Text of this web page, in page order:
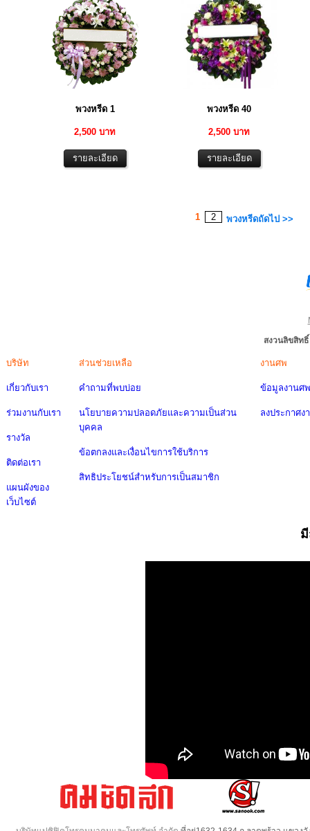
พวงหรีด 1
2,500 บาท
พวงหรีด 40
2,500 บาท
1 2 พวงหรีดถัดไป >>
สงวนลิขสิท
บริษัท
เกี่ยวกับเรา
ร่วมงานกับเรา
รางวัล
ติดต่อเรา
แผนผังของ
เว็บไซต์
ส่วนช่วยเหลือ
คำถามที่พบบ่อย
นโยบายความปลอดภัยและความเป็นส่วน
บุคคล
ข้อตกลงและเงื่อนไขการใช้บริการ
สิทธิประโยชน์สำหรับการเป็นสมาชิก
งานศพ
ข้อมูลงานศพ
ลงประกาศง